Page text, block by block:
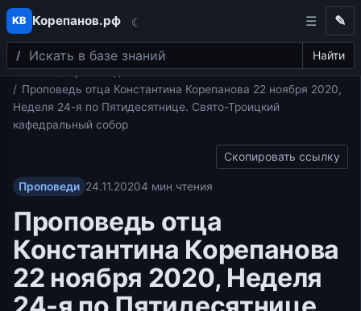
Перейти к содержимому
КВ Корепанов.рф ☾
Поиск Найти
✎
Главная
Проповеди
Проповедь отца Константина Корепанова 22 ноября 2020,
Неделя 24-я по Пятидесятнице. Свято-Троицкий
кафедральный собор
Скопировать ссылку
Проповеди 24.11.20204 мин чтения
Проповедь отца
Константина Корепанова
22 ноября 2020, Неделя